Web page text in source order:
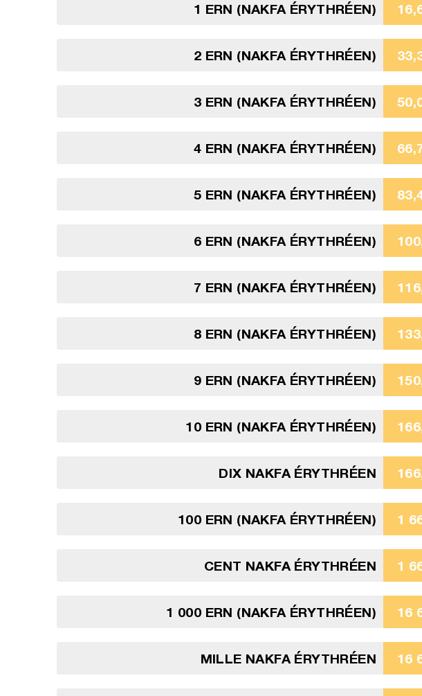
1 ERN (NAKFA ÉRYTHRÉEN)
2 ERN (NAKFA ÉRYTHRÉEN)
3 ERN (NAKFA ÉRYTHRÉEN)
4 ERN (NAKFA ÉRYTHRÉEN)
5 ERN (NAKFA ÉRYTHRÉEN)
6 ERN (NAKFA ÉRYTHRÉEN)
7 ERN (NAKFA ÉRYTHRÉEN)
8 ERN (NAKFA ÉRYTHRÉEN)
9 ERN (NAKFA ÉRYTHRÉEN)
10 ERN (NAKFA ÉRYTHRÉEN)
DIX NAKFA ÉRYTHRÉEN
100 ERN (NAKFA ÉRYTHRÉEN) 1
CENT NAKFA ÉRYTHRÉEN 1
1 000 ERN (NAKFA ÉRYTHRÉEN) 16
MILLE NAKFA ÉRYTHRÉEN 16